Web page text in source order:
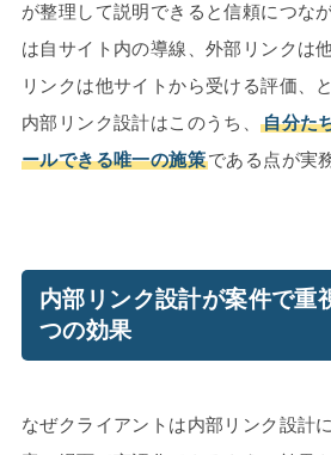
が整理して説明できると信頼につな
は自サイト内の導線、外部リンクは
リンクは他サイトから受ける評価、
内部リンク設計はこのうち、自分た
ールできる唯一の施策である点が実
内部リンク設計が案件で重
つの効果
なぜクライアントは内部リンク設計